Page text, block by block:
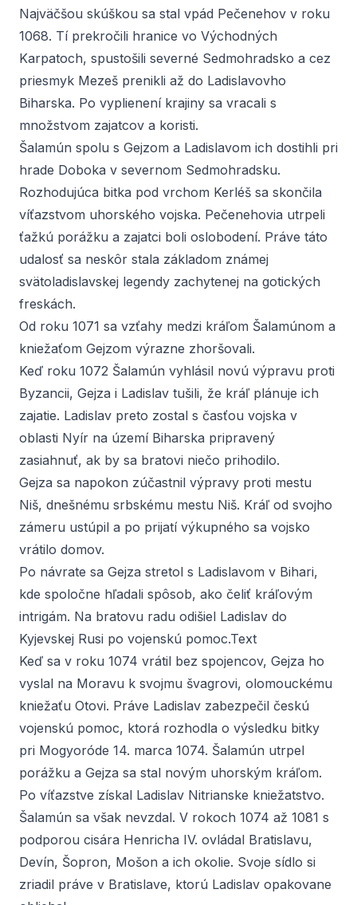
Najväčšou skúškou sa stal vpád Pečenehov v roku
1068. Tí prekročili hranice vo Východných
Karpatoch, spustošili severné Sedmohradsko a cez
priesmyk Mezeš prenikli až do Ladislavovho
Biharska. Po vyplienení krajiny sa vracali s
množstvom zajatcov a koristi.
Šalamún spolu s Gejzom a Ladislavom ich dostihli pri
hrade Doboka v severnom Sedmohradsku.
Rozhodujúca bitka pod vrchom Kerléš sa skončila
víťazstvom uhorského vojska. Pečenehovia utrpeli
ťažkú porážku a zajatci boli oslobodení. Práve táto
udalosť sa neskôr stala základom známej
svätoladislavskej legendy zachytenej na gotických
freskách.
Od roku 1071 sa vzťahy medzi kráľom Šalamúnom a
kniežaťom Gejzom výrazne zhoršovali.
Keď roku 1072 Šalamún vyhlásil novú výpravu proti
Byzancii, Gejza i Ladislav tušili, že kráľ plánuje ich
zajatie. Ladislav preto zostal s časťou vojska v
oblasti Nyír na území Biharska pripravený
zasiahnuť, ak by sa bratovi niečo prihodilo.
Gejza sa napokon zúčastnil výpravy proti mestu
Niš, dnešnému srbskému mestu Niš. Kráľ od svojho
zámeru ustúpil a po prijatí výkupného sa vojsko
vrátilo domov.
Po návrate sa Gejza stretol s Ladislavom v Bihari,
kde spoločne hľadali spôsob, ako čeliť kráľovým
intrigám. Na bratovu radu odišiel Ladislav do
Kyjevskej Rusi po vojenskú pomoc.Text
Keď sa v roku 1074 vrátil bez spojencov, Gejza ho
vyslal na Moravu k svojmu švagrovi, olomouckému
kniežaťu Otovi. Práve Ladislav zabezpečil českú
vojenskú pomoc, ktorá rozhodla o výsledku bitky
pri Mogyoróde 14. marca 1074. Šalamún utrpel
porážku a Gejza sa stal novým uhorským kráľom.
Po víťazstve získal Ladislav Nitrianske kniežatstvo.
Šalamún sa však nevzdal. V rokoch 1074 až 1081 s
podporou cisára Henricha IV. ovládal Bratislavu,
Devín, Šopron, Mošon a ich okolie. Svoje sídlo si
zriadil práve v Bratislave, ktorú Ladislav opakovane